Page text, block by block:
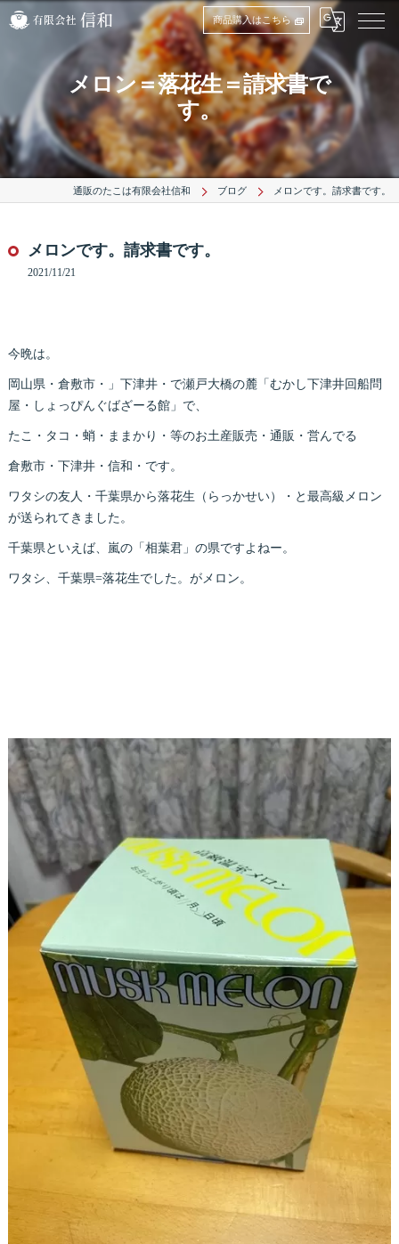
商品購入はこちら
メロン＝落花生＝請求書で
す。
通販のたこは有限会社信和 ブログ メロンです。請求書です。
メロンです。請求書です。
2021/11/21
今晩は。
岡山県・倉敷市・」下津井・で瀬戸大橋の麓「むかし下津井回船問
屋・しょっぴんぐばざーる館」で、
たこ・タコ・蛸・ままかり・等のお土産販売・通販・営んでる
倉敷市・下津井・信和・です。
ワタシの友人・千葉県から落花生（らっかせい）・と最高級メロン
が送られてきました。
千葉県といえば、嵐の「相葉君」の県ですよねー。
ワタシ、千葉県=落花生でした。がメロン。